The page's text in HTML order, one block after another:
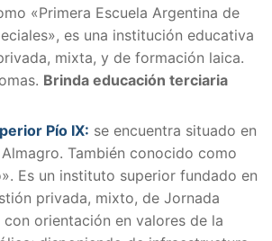
«Primera Escuela Argentina de
es una institución educativa
mixta, y de formación laica.
Brinda educación terciaria
Pío IX: se encuentra situado en
También conocido como
Es un instituto superior fundado en
privada, mixto, de Jornada
orientación en valores de la